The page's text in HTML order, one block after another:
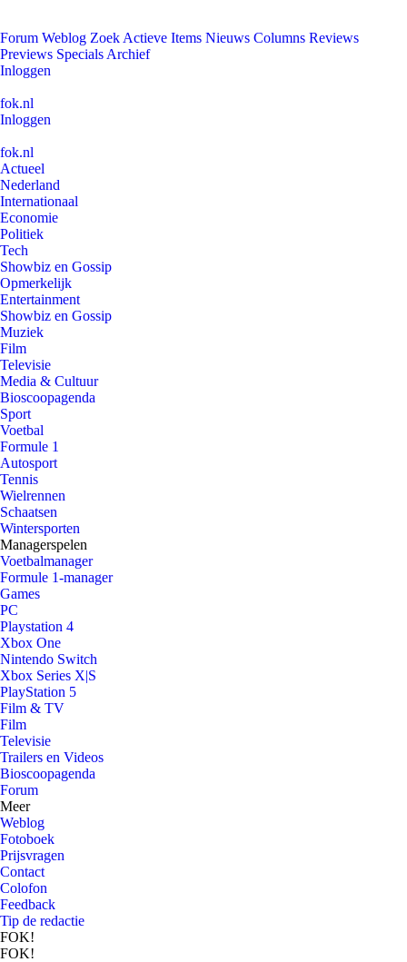
Forum Weblog Zoek Actieve Items Nieuws Columns Reviews
Previews Specials Archief
Inloggen
fok.nl
Inloggen
fok.nl
Actueel
Nederland
Internationaal
Economie
Politiek
Tech
Showbiz en Gossip
Opmerkelijk
Entertainment
Showbiz en Gossip
Muziek
Film
Televisie
Media & Cultuur
Bioscoopagenda
Sport
Voetbal
Formule 1
Autosport
Tennis
Wielrennen
Schaatsen
Wintersporten
Managerspelen
Voetbalmanager
Formule 1-manager
Games
PC
Playstation 4
Xbox One
Nintendo Switch
Xbox Series X|S
PlayStation 5
Film & TV
Film
Televisie
Trailers en Videos
Bioscoopagenda
Forum
Meer
Weblog
Fotoboek
Prijsvragen
Contact
Colofon
Feedback
Tip de redactie
FOK!
FOK!